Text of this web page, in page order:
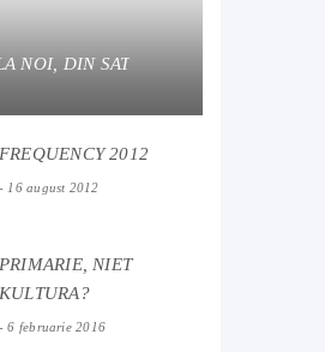
NOI, DIN SAT
FREQUENCY 2012
16 august 2012
PRIMARIE, NIET
KULTURA?
6 februarie 2016